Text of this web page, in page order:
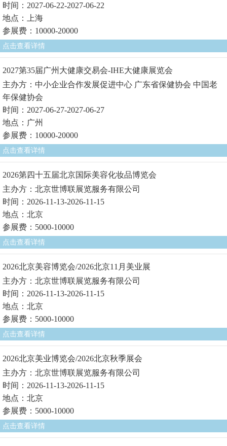
时间：2027-06-22-2027-06-22
地点：上海
参展费：10000-20000
点击查看详情
2027第35届广州大健康交易会-IHE大健康展览会
主办方：中小企业合作发展促进中心 广东省保健协会 中国老
年保健协会
时间：2027-06-27-2027-06-27
地点：广州
参展费：10000-20000
点击查看详情
2026第四十五届北京国际美容化妆品博览会
主办方：北京世博联展览服务有限公司
时间：2026-11-13-2026-11-15
地点：北京
参展费：5000-10000
点击查看详情
2026北京美容博览会/2026北京11月美业展
主办方：北京世博联展览服务有限公司
时间：2026-11-13-2026-11-15
地点：北京
参展费：5000-10000
点击查看详情
2026北京美业博览会/2026北京秋季展会
主办方：北京世博联展览服务有限公司
时间：2026-11-13-2026-11-15
地点：北京
参展费：5000-10000
点击查看详情